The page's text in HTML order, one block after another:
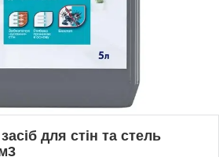
для стін та стель